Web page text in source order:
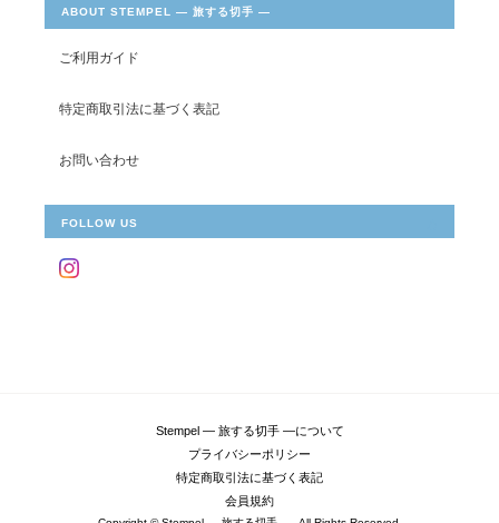
ABOUT STEMPEL ― 旅する切手 ―
ご利用ガイド
特定商取引法に基づく表記
お問い合わせ
FOLLOW US
Stempel ― 旅する切手 ―について
プライバシーポリシー
特定商取引法に基づく表記
会員規約